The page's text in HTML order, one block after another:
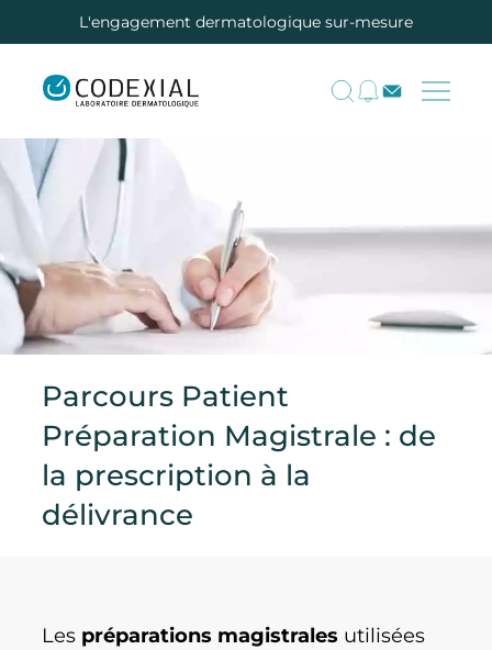
L'engagement dermatologique sur-mesure
Parcours Patient
Préparation Magistrale : de
la prescription à la
délivrance
Les préparations magistrales utilisées